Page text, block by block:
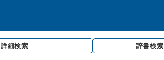
詳細検索 辞書検索